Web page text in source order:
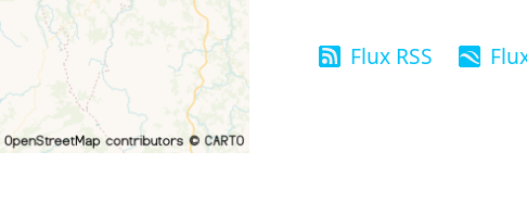
Flux RSS